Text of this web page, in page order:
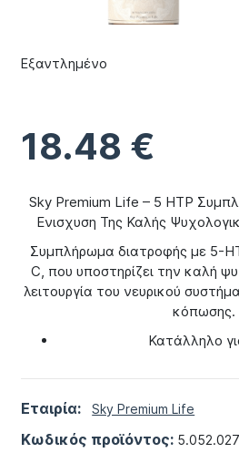
18.48 €
Sky Premium Life – 5 HTP
Ενισχυση Της Καλής
Συμπλήρωμα διατροφής με 5-
C, που υποστηρίζει την καλή
λειτουργία του νευρικού
κόπωσης.
Κατάλληλο
Εταιρία: Sky Premium Life
Κωδικός προϊόντος:
Εξαντλημένο